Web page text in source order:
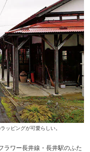
ッピングが可愛らしい。
ワー長井線・長井駅のふた